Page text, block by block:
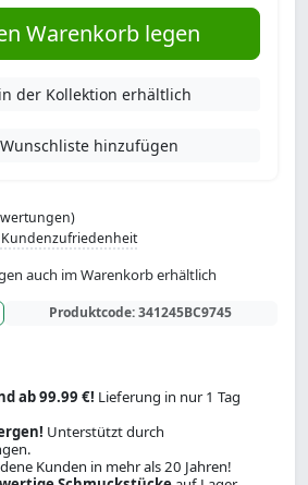
auch im Warenkorb erhältlich
Produktcode:341245BC9745
ab 99.99 €! Lieferung in nur 1 Tag
Unterstützt durch
Kunden in mehr als 20 Jahren!
Warenkorb legen
der Kollektion erhältlich
hinzufügen